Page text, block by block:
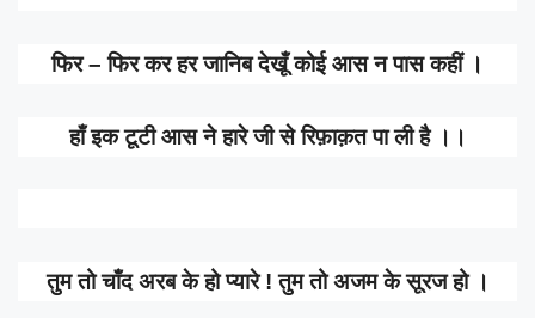
फिर – फिर कर हर जानिब देखूँ कोई आस न पास कहीं ।
हाँ इक टूटी आस ने हारे जी से रिफ़ाक़त पा ली है ।।
तुम तो चाँद अरब के हो प्यारे ! तुम तो अजम के सूरज हो ।